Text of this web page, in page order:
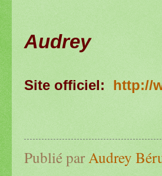
Audrey
Site officiel: http://
Publié parAudrey